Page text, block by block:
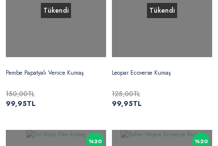
Tükendi
Pembe Papatyalı Venice Kumaş
150,00TL
99,95TL
Tükendi
Leopar Ecoverse Kumaş
125,00TL
99,95TL
%20 %20